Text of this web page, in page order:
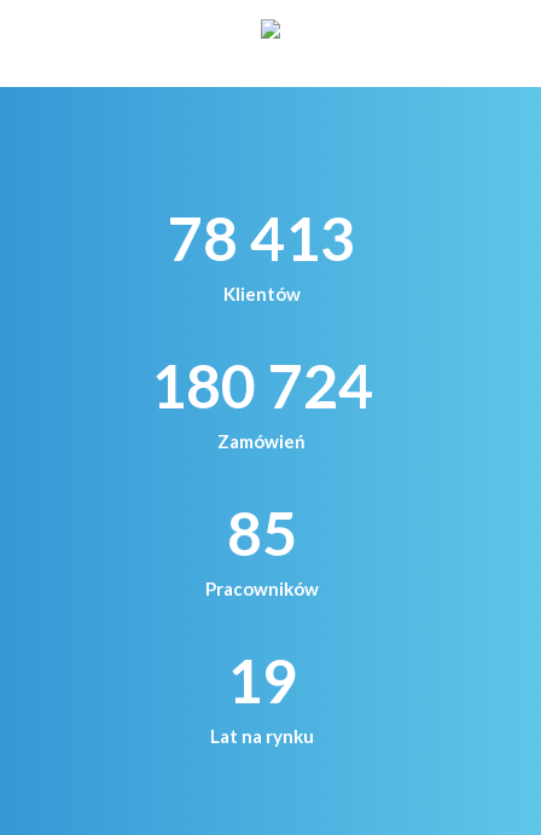
78 413
Klientów
180 724
Zamówień
85
Pracowników
19
Lat na rynku